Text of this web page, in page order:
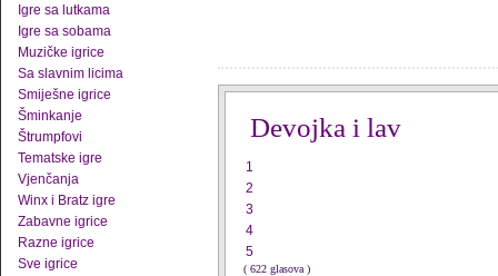
Igre sa lutkama
Igre sa sobama
Muzičke igrice
Sa slavnim licima
Smiješne igrice
Šminkanje
Štrumpfovi
Tematske igre
Vjenčanja
Winx i Bratz igre
Zabavne igrice
Razne igrice
Sve igrice
Devojka i lav
1
2
3
4
5
( 622 glasova )